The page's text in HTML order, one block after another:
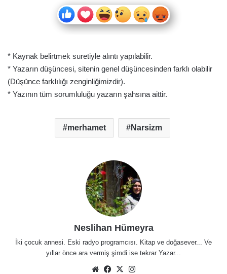
* Kaynak belirtmek suretiyle alıntı yapılabilir.
* Yazarın düşüncesi, sitenin genel düşüncesinden farklı olabilir
(Düşünce farklılığı zenginliğimizdir).
* Yazının tüm sorumluluğu yazarın şahsına aittir.
merhamet Narsizm
Neslihan Hümeyra
İki çocuk annesi. Eski radyo programcısı. Kitap ve doğasever... Ve
yıllar önce ara vermiş şimdi ise tekrar Yazar...
Web Facebook
X